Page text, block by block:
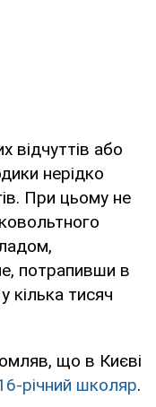
відчуттів або
нерідко
При цьому не
потрапивши в
кілька тисяч
що в Києві
річний школяр.